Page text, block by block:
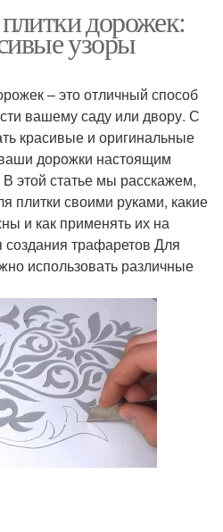
дорожек:
узоры
– это отличный способ
вашему саду или двору. С
красивые и оригинальные
дорожки настоящим
этой статье мы расскажем,
плитки своими руками, какие
и как применять их на
трафаретов Для
использовать различные